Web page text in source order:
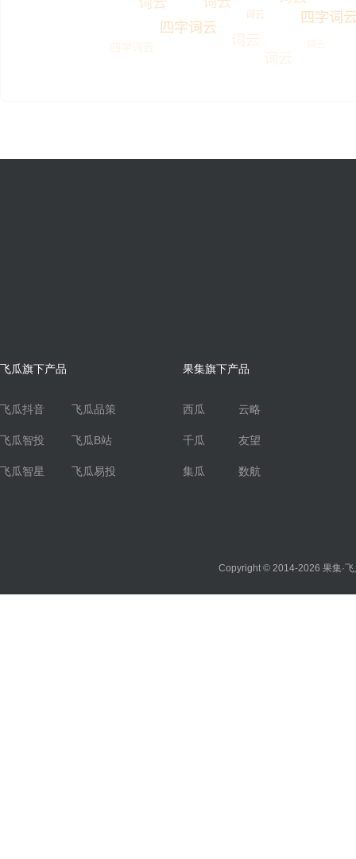
飞瓜旗下产品
飞瓜抖音 飞瓜品策
飞瓜智投 飞瓜B站
飞瓜智星 飞瓜易投
果集旗下产品
西瓜 云略
千瓜 友望
集瓜 数航
Copyright © 2014-2026 果集·